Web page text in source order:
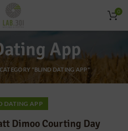
0
App
"BLIND DATING APP"
DATING APP
Dimoo Courting Day